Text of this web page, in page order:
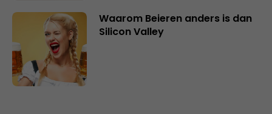
Waarom Beieren anders is dan
Silicon Valley